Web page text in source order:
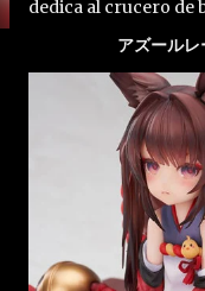
dedica al crucero de
アズール